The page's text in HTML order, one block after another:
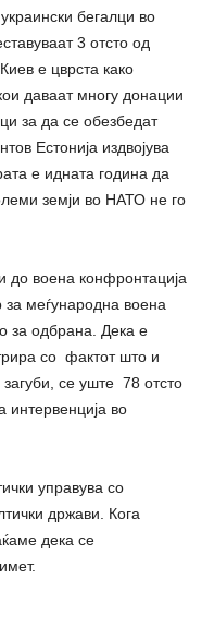
бегалци во
3 отсто од
е цврста како
даваат многу донации
за да се обезбедат
Естонија издвојува
е идната година да
земји во НАТО не го
воена конфронтација
за меѓународна воена
за одбрана. Дека е
со фактот што и
загуби, се уште 78 отсто
интервенција во
управува со
држави. Кога
дека се